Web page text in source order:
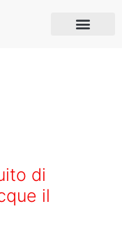
di
il